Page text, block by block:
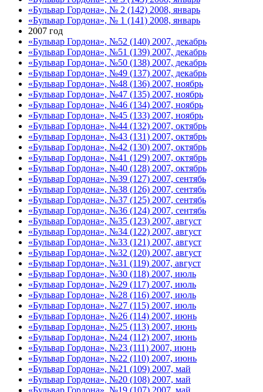
«Бульвар Гордона», № 2 (142) 2008, январь
«Бульвар Гордона», № 1 (141) 2008, январь
2007 год
«Бульвар Гордона», №52 (140) 2007, декабрь
«Бульвар Гордона», №51 (139) 2007, декабрь
«Бульвар Гордона», №50 (138) 2007, декабрь
«Бульвар Гордона», №49 (137) 2007, декабрь
«Бульвар Гордона», №48 (136) 2007, ноябрь
«Бульвар Гордона», №47 (135) 2007, ноябрь
«Бульвар Гордона», №46 (134) 2007, ноябрь
«Бульвар Гордона», №45 (133) 2007, ноябрь
«Бульвар Гордона», №44 (132) 2007, октябрь
«Бульвар Гордона», №43 (131) 2007, октябрь
«Бульвар Гордона», №42 (130) 2007, октябрь
«Бульвар Гордона», №41 (129) 2007, октябрь
«Бульвар Гордона», №40 (128) 2007, октябрь
«Бульвар Гордона», №39 (127) 2007, сентябь
«Бульвар Гордона», №38 (126) 2007, сентябь
«Бульвар Гордона», №37 (125) 2007, сентябь
«Бульвар Гордона», №36 (124) 2007, сентябь
«Бульвар Гордона», №35 (123) 2007, август
«Бульвар Гордона», №34 (122) 2007, август
«Бульвар Гордона», №33 (121) 2007, август
«Бульвар Гордона», №32 (120) 2007, август
«Бульвар Гордона», №31 (119) 2007, август
«Бульвар Гордона», №30 (118) 2007, июль
«Бульвар Гордона», №29 (117) 2007, июль
«Бульвар Гордона», №28 (116) 2007, июль
«Бульвар Гордона», №27 (115) 2007, июль
«Бульвар Гордона», №26 (114) 2007, июнь
«Бульвар Гордона», №25 (113) 2007, июнь
«Бульвар Гордона», №24 (112) 2007, июнь
«Бульвар Гордона», №23 (111) 2007, июнь
«Бульвар Гордона», №22 (110) 2007, июнь
«Бульвар Гордона», №21 (109) 2007, май
«Бульвар Гордона», №20 (108) 2007, май
«Бульвар Гордона», №19 (107) 2007, май